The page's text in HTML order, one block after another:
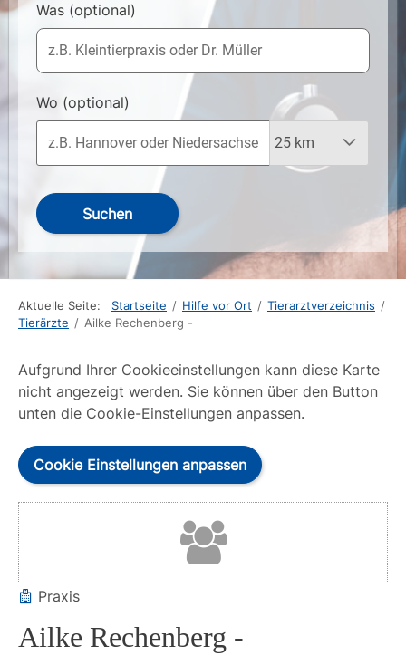
Was (optional)
Wo (optional)
Suchen
Aktuelle Seite: Startseite / Hilfe vor Ort / Tierarztverzeichnis /
Tierärzte / Ailke Rechenberg -
Aufgrund Ihrer Cookieeinstellungen kann diese Karte
nicht angezeigt werden. Sie können über den Button
unten die Cookie-Einstellungen anpassen.
Cookie Einstellungen anpassen
Praxis
Ailke Rechenberg -